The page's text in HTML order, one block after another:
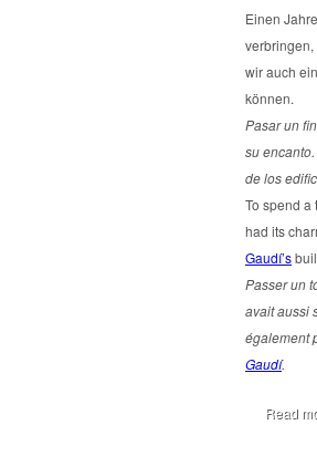
Einen
wir auch
können.
Pasar un
su
de los
To spend a
had its
Gaudí’s
Passer un
avait aussi
également
Gaudí.
Read